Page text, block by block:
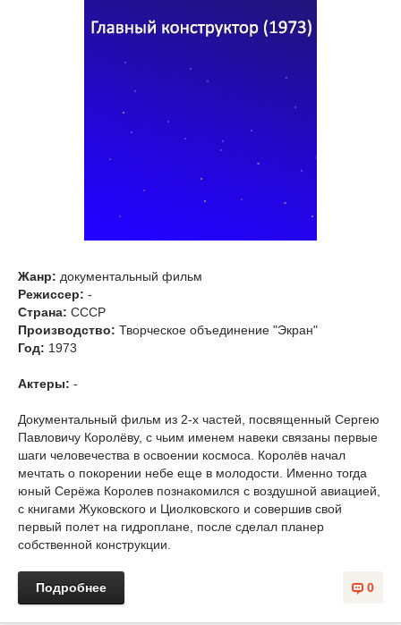
Жанр: документальный фильм
Режиссер: -
Страна: СССР
Производство: Творческое объединение "Экран"
Год: 1973
Актеры: -
Документальный фильм из 2-х частей, посвященный Сергею
Павловичу Королёву, с чьим именем навеки связаны первые
шаги человечества в освоении космоса. Королёв начал
мечтать о покорении небе еще в молодости. Именно тогда
юный Серёжа Королев познакомился с воздушной авиацией,
с книгами Жуковского и Циолковского и совершив свой
первый полет на гидроплане, после сделал планер
собственной конструкции.
0
Подробнее